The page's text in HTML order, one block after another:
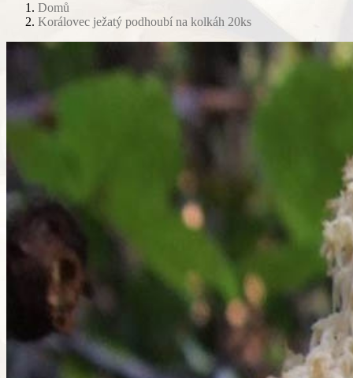
Domů
Korálovec ježatý podhoubí na kolkáh 20ks